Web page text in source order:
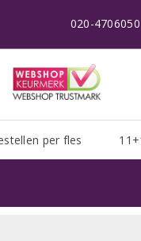
per fles
020-4706050